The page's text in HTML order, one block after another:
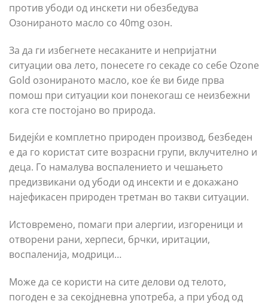
против убоди од инскети ни обезбедува
Озонираното масло со 40mg озон.
За да ги избегнете несаканите и непријатни
ситуации ова лето, понесете го секаде со себе Ozone
Gold озонираното масло, кое ќе ви биде прва
помош при ситуации кои понекогаш се неизбежни
кога сте постојано во природа.
Бидејќи е комплетно природен производ, безбеден
е да го користат сите возрасни групи, вклучително и
деца. Го намалува воспалението и чешањето
предизвикани од убоди од инсекти и е докажано
најефикасен природен третман во такви ситуации.
Истовремено, помаги при алергии, изгореници и
отворени рани, херпеси, брчки, иритации,
воспаленија, модрици…
Може да се користи на сите делови од телото,
погоден е за секојдневна употреба, а при убод од